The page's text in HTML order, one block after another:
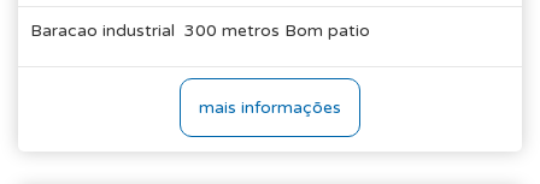
Baracao industrial 300 metros Bom patio
mais informações